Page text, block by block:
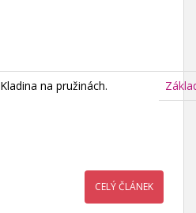
Kladina na pružinách.
CELÝ ČLÁNEK